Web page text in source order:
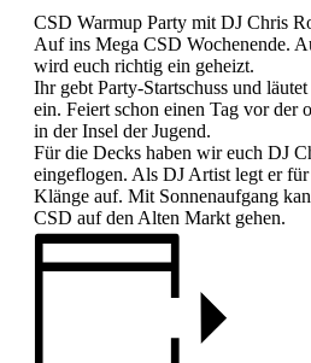
CSD Warmup Party mit DJ Chris
Auf ins Mega CSD Wochenende.
wird euch richtig ein geheizt.
Ihr gebt Party-Startschuss und
ein. Feiert schon einen Tag vor der
in der Insel der Jugend.
Für die Decks haben wir euch DJ
eingeflogen. Als DJ Artist legt er für
Klänge auf. Mit Sonnenaufgang
CSD auf den Alten Markt gehen.